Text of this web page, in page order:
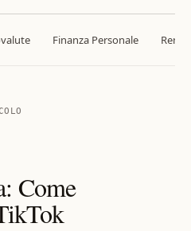
Finanza Personale
Come